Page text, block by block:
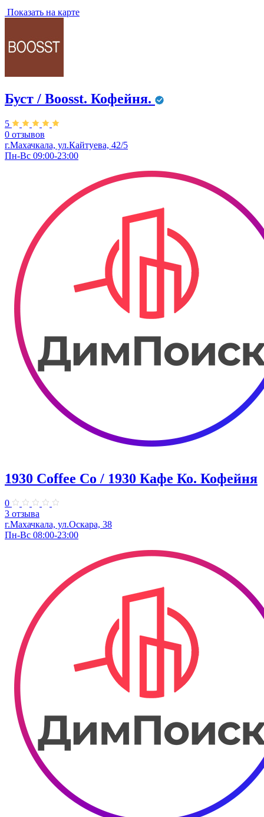
Показать на карте
Буст / Boosst. Кофейня.
5
0 отзывов
г.Махачкала, ул.Кайтуева, 42/5
Пн-Вс 09:00-23:00
1930 Coffee Co / 1930 Кафе Ко. Кофейня
0
3 отзыва
г.Махачкала, ​ул.Оскара, 38
Пн-Вс 08:00-23:00